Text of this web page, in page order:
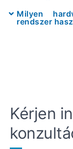
Milyen
rendszer
Kérjen